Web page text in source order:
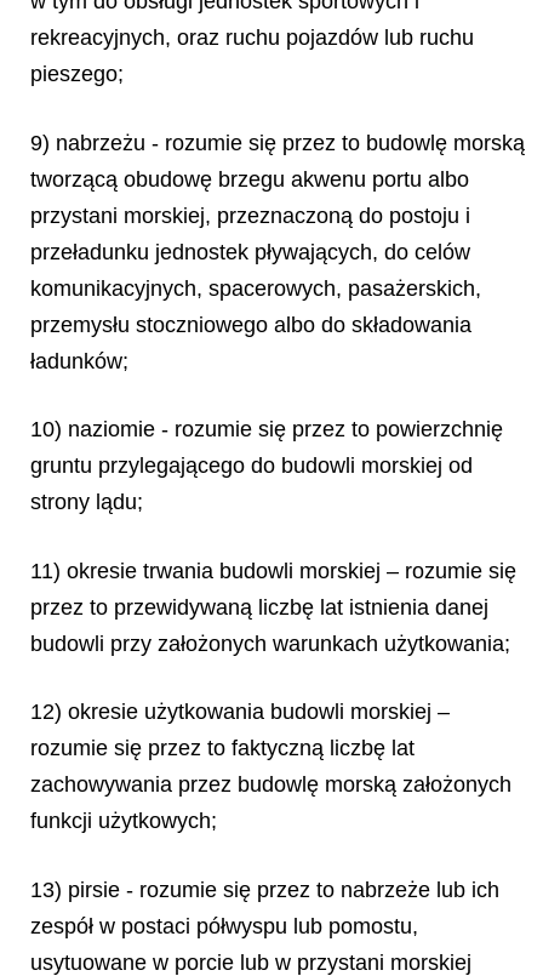
rekreacyjnych, oraz ruchu pojazdów lub ruchu
pieszego;
9) nabrzeżu - rozumie się przez to budowlę morską
tworzącą obudowę brzegu akwenu portu albo
przystani morskiej, przeznaczoną do postoju i
przeładunku jednostek pływających, do celów
komunikacyjnych, spacerowych, pasażerskich,
przemysłu stoczniowego albo do składowania
ładunków;
10) naziomie - rozumie się przez to powierzchnię
gruntu przylegającego do budowli morskiej od
strony lądu;
11) okresie trwania budowli morskiej – rozumie się
przez to przewidywaną liczbę lat istnienia danej
budowli przy założonych warunkach użytkowania;
12) okresie użytkowania budowli morskiej –
rozumie się przez to faktyczną liczbę lat
zachowywania przez budowlę morską założonych
funkcji użytkowych;
13) pirsie - rozumie się przez to nabrzeże lub ich
zespół w postaci półwyspu lub pomostu,
usytuowane w porcie lub w przystani morskiej